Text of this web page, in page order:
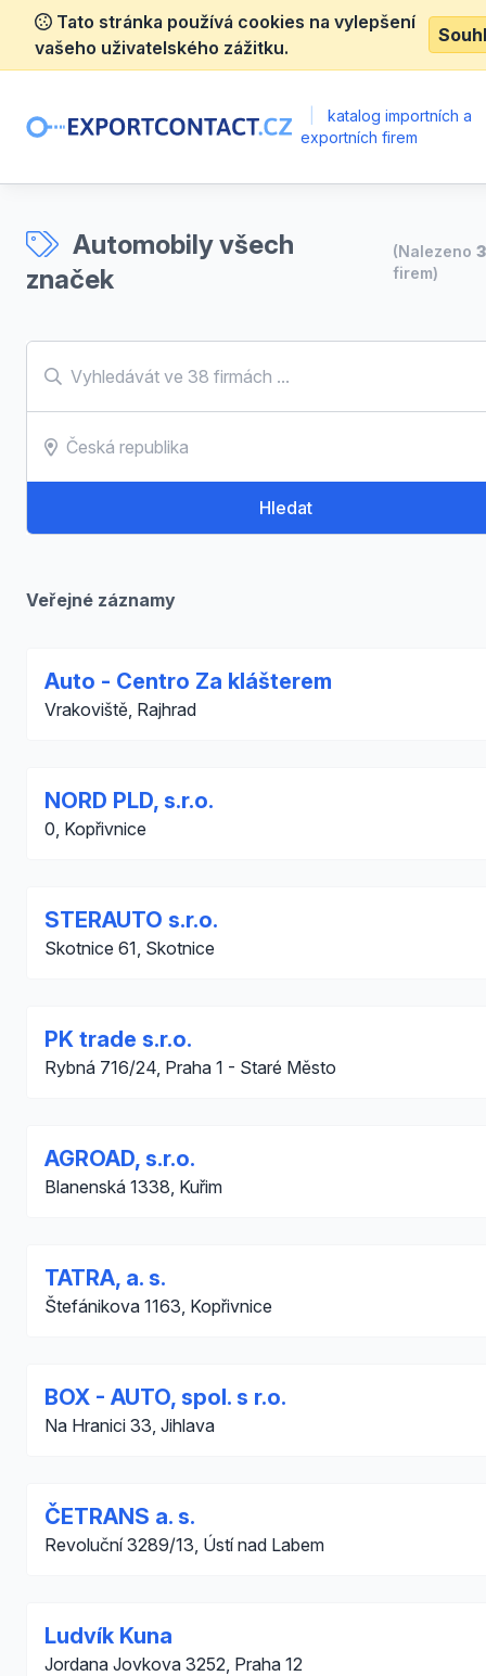
Tato stránka používá cookies na vylepšení
vašeho uživatelského zážitku.
katalog importních a
exportních firem
Automobily všech
značek
(Nalezeno
firem)
Hledat
Veřejné záznamy
Auto - Centro Za klášterem
Vrakoviště, Rajhrad
NORD PLD, s.r.o.
0, Kopřivnice
STERAUTO s.r.o.
Skotnice 61, Skotnice
PK trade s.r.o.
Rybná 716/24, Praha 1 - Staré Město
AGROAD, s.r.o.
Blanenská 1338, Kuřim
TATRA, a. s.
Štefánikova 1163, Kopřivnice
BOX - AUTO, spol. s r.o.
Na Hranici 33, Jihlava
ČETRANS a. s.
Revoluční 3289/13, Ústí nad Labem
Ludvík Kuna
Jordana Jovkova 3252, Praha 12